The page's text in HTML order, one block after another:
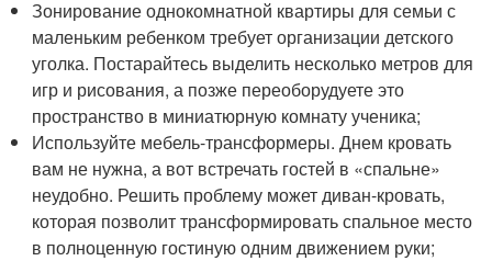
Зонирование однокомнатной квартиры для семьи с
маленьким ребенком требует организации детского
уголка. Постарайтесь выделить несколько метров для
игр и рисования, а позже переоборудуете это
пространство в миниатюрную комнату ученика;
Используйте мебель-трансформеры. Днем кровать
вам не нужна, а вот встречать гостей в «спальне»
неудобно. Решить проблему может диван-кровать,
которая позволит трансформировать спальное место
в полноценную гостиную одним движением руки;